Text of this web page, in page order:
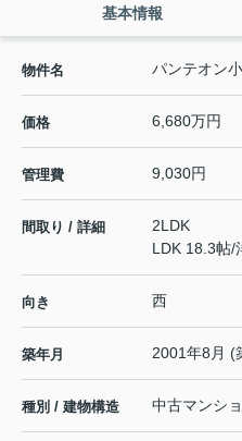
基本情報
物件名 パンテオン
価格 6,680万円
管理費 9,030円
間取り / 詳細
2LDK
LDK 18.3帖/
向き 西
築年月 2001年8月 (
種別 / 建物構造 中古マンシ